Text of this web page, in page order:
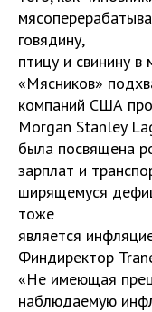
говядину,
птицу и свинину в
«Мясников»
компаний США
Morgan Stanley
была посвящена
зарплат и
ширящемуся
тоже
является
Финдиректор
«Не имеющая
наблюдаемую